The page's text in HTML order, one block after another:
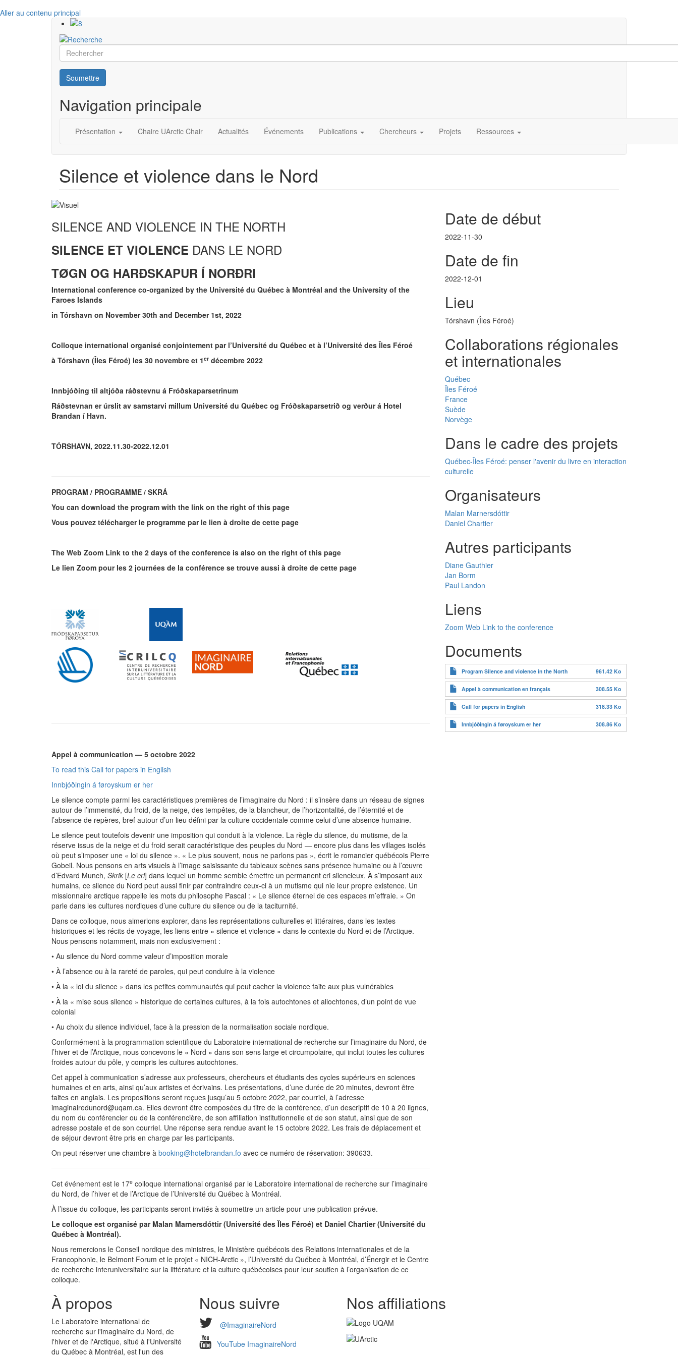
Aller au contenu principal
Rechercher
Soumettre
Navigation principale
Présentation Chaire UArctic Chair Actualités Événements Publications Chercheurs Projets Ressources
Silence et violence dans le Nord
SILENCE AND VIOLENCE IN THE NORTH
SILENCE ET VIOLENCE DANS LE NORD
TØGN OG HARÐSKAPUR Í NORÐRI
International conference co-organized by the Université du Québec à Montréal and the University of the
Faroes Islands
in Tórshavn on November 30th and December 1st, 2022
Colloque international organisé conjointement par l’Université du Québec et à l’Université des Îles Féroé
à Tórshavn (Îles Féroé) les 30 novembre et 1er décembre 2022
Innbjóðing til altjóða ráðstevnu á Fróðskaparsetrinum
Ráðstevnan er úrslit av samstarvi millum Université du Québec og Fróðskaparsetrið og verður á Hotel
Brandan í Havn.
TÓRSHAVN, 2022.11.30-2022.12.01
PROGRAM / PROGRAMME / SKRÁ
You can download the program with the link on the right of this page
Vous pouvez télécharger le programme par le lien à droite de cette page
The Web Zoom Link to the 2 days of the conference is also on the right of this page
Le lien Zoom pour les 2 journées de la conférence se trouve aussi à droite de cette page
Appel à communication — 5 octobre 2022
To read this Call for papers in English
Innbjóðingin á føroyskum er her
Le silence compte parmi les caractéristiques premières de l’imaginaire du Nord : il s’insère dans un réseau de signes
autour de l’immensité, du froid, de la neige, des tempêtes, de la blancheur, de l’horizontalité, de l’éternité et de
l’absence de repères, bref autour d’un lieu défini par la culture occidentale comme celui d’une absence humaine.
Le silence peut toutefois devenir une imposition qui conduit à la violence. La règle du silence, du mutisme, de la
réserve issus de la neige et du froid serait caractéristique des peuples du Nord — encore plus dans les villages isolés
où peut s’imposer une « loi du silence ». « Le plus souvent, nous ne parlons pas », écrit le romancier québécois Pierre
Gobeil. Nous pensons en arts visuels à l’image saisissante du tableaux scènes sans présence humaine ou à l’œuvre
d’Edvard Munch, Skrik [Le cri] dans lequel un homme semble émettre un permanent cri silencieux. À s’imposant aux
humains, ce silence du Nord peut aussi finir par contraindre ceux-ci à un mutisme qui nie leur propre existence. Un
missionnaire arctique rappelle les mots du philosophe Pascal : « Le silence éternel de ces espaces m’effraie. » On
parle dans les cultures nordiques d’une culture du silence ou de la taciturnité.
Dans ce colloque, nous aimerions explorer, dans les représentations culturelles et littéraires, dans les textes
historiques et les récits de voyage, les liens entre « silence et violence » dans le contexte du Nord et de l’Arctique.
Nous pensons notamment, mais non exclusivement :
• Au silence du Nord comme valeur d’imposition morale
• À l’absence ou à la rareté de paroles, qui peut conduire à la violence
• À la « loi du silence » dans les petites communautés qui peut cacher la violence faite aux plus vulnérables
• À la « mise sous silence » historique de certaines cultures, à la fois autochtones et allochtones, d’un point de vue
colonial
• Au choix du silence individuel, face à la pression de la normalisation sociale nordique.
Conformément à la programmation scientifique du Laboratoire international de recherche sur l’imaginaire du Nord, de
l’hiver et de l’Arctique, nous concevons le « Nord » dans son sens large et circumpolaire, qui inclut toutes les cultures
froides autour du pôle, y compris les cultures autochtones.
Cet appel à communication s’adresse aux professeurs, chercheurs et étudiants des cycles supérieurs en sciences
humaines et en arts, ainsi qu’aux artistes et écrivains. Les présentations, d’une durée de 20 minutes, devront être
faites en anglais. Les propositions seront reçues jusqu’au 5 octobre 2022, par courriel, à l’adresse
imaginairedunord@uqam.ca. Elles devront être composées du titre de la conférence, d’un descriptif de 10 à 20 lignes,
du nom du conférencier ou de la conférencière, de son affiliation institutionnelle et de son statut, ainsi que de son
adresse postale et de son courriel. Une réponse sera rendue avant le 15 octobre 2022. Les frais de déplacement et
de séjour devront être pris en charge par les participants.
On peut réserver une chambre à booking@hotelbrandan.fo avec ce numéro de réservation: 390633.
Cet événement est le 17e colloque international organisé par le Laboratoire international de recherche sur l’imaginaire
du Nord, de l’hiver et de l’Arctique de l’Université du Québec à Montréal.
À l’issue du colloque, les participants seront invités à soumettre un article pour une publication prévue.
Le colloque est organisé par Malan Marnersdóttir (Université des Îles Féroé) et Daniel Chartier (Université du
Québec à Montréal).
Nous remercions le Conseil nordique des ministres, le Ministère québécois des Relations internationales et de la
Francophonie, le Belmont Forum et le projet « NICH-Arctic », l’Université du Québec à Montréal, d’Énergir et le Centre
de recherche interuniversitaire sur la littérature et la culture québécoises pour leur soutien à l’organisation de ce
colloque.
Date de début
2022-11-30
Date de fin
2022-12-01
Lieu
Tórshavn (Îles Féroé)
Collaborations régionales
et internationales
Québec
Îles Féroé
France
Suède
Norvège
Dans le cadre des projets
Québec-Îles Féroé: penser l'avenir du livre en interaction
culturelle
Organisateurs
Malan Marnersdóttir
Daniel Chartier
Autres participants
Diane Gauthier
Jan Borm
Paul Landon
Liens
Zoom Web Link to the conference
Documents
Program Silence and violence in the North 961.42 Ko
Appel à communication en français 308.55 Ko
Call for papers in English 318.33 Ko
Innbjóðingin á føroyskum er her 308.86 Ko
À propos
Le Laboratoire international de
recherche sur l'imaginaire du Nord, de
l'hiver et de l'Arctique, situé à l'Université
du Québec à Montréal, est l'un des
Nous suivre
@ImaginaireNord
YouTube ImaginaireNord
Nos affiliations